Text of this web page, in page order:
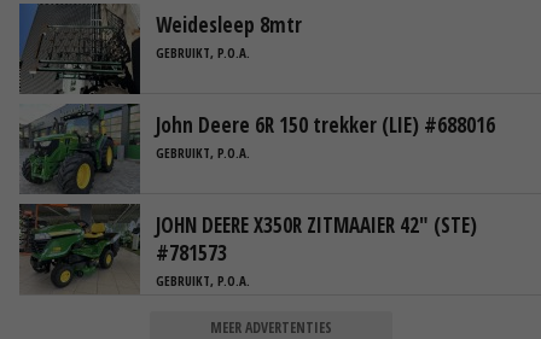
Weidesleep 8mtr
GEBRUIKT, P.O.A.
John Deere 6R 150 trekker (LIE) #688016
GEBRUIKT, P.O.A.
JOHN DEERE X350R ZITMAAIER 42" (STE)
#781573
GEBRUIKT, P.O.A.
MEER ADVERTENTIES